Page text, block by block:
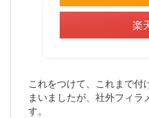
楽
これをつけて、これまで付
まいましたが、社外フィラ
す。